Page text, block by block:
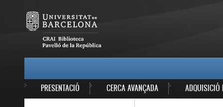
PRESENTACIÓ CERCA AVANÇADA ADQUISICIÓ